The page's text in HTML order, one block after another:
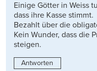
Einige Götter in Weiss
dass ihre Kasse stimmt.
Bezahlt über die
Kein Wunder, dass die
steigen.
Antworten